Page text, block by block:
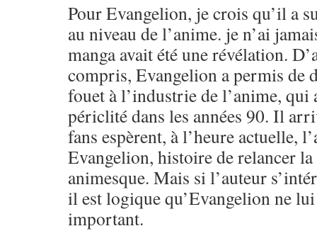
Pour Evangelion, je crois qu’il a
au niveau de l’anime. je n’ai
manga avait été une révélation.
compris, Evangelion a permis de
fouet à l’industrie de l’anime,
périclité dans les années 90. Il
fans espèrent, à l’heure actuelle,
Evangelion, histoire de relancer
animesque. Mais si l’auteur
il est logique qu’Evangelion ne
important.